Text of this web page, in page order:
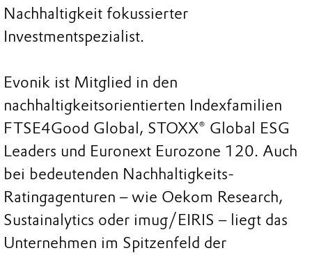
Nachhaltigkeit fokussierter
Investmentspezialist.
Evonik ist Mitglied in den
nachhaltigkeitsorientierten Indexfamilien
FTSE4Good Global, STOXX® Global ESG
Leaders und Euronext Eurozone 120. Auch
bei bedeutenden Nachhaltigkeits-
Ratingagenturen – wie Oekom Research,
Sustainalytics oder imug/EIRIS – liegt das
Unternehmen im Spitzenfeld der